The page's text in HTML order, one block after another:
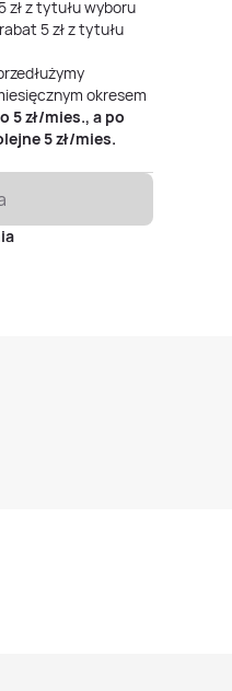
zł z tytułu wyboru
5 zł z tytułu
okresem
5zł/mies., a po
5zł/mies.